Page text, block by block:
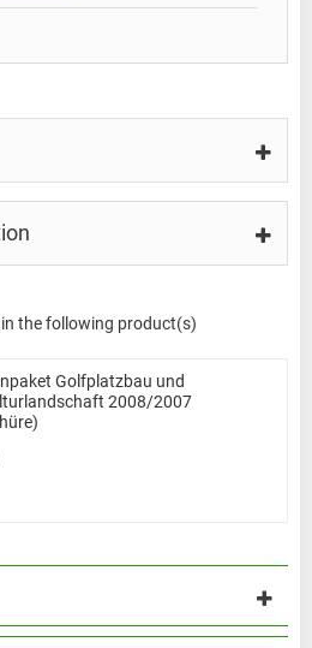
the following product(s)
Golfplatzbau und
2008/2007